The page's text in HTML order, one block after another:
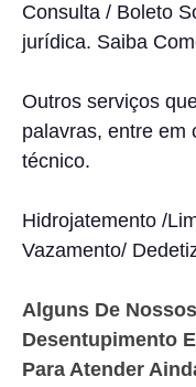
Consulta / Boleto
jurídica. Saiba
Outros serviços
palavras, entre em
técnico.
Hidrojatemento /
Vazamento/
Alguns De
Desentupimento
Para Atender